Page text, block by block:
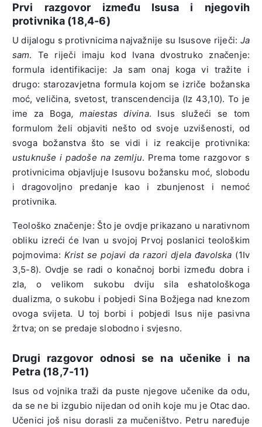
Prvi razgovor između Isusa i njegovih
protivnika (18,4-6)
U dijalogu s protivnicima najvažnije su Isusove riječi: Ja
sam. Te riječi imaju kod Ivana dvostruko značenje:
formula identifikacije: Ja sam onaj koga vi tražite i
drugo: starozavjetna formula kojom se izriče božanska
moć, veličina, svetost, transcendencija (Iz 43,10). To je
ime za Boga, maiestas divina. Isus služeći se tom
formulom želi objaviti nešto od svoje uzvišenosti, od
svoga božanstva što se vidi i iz reakcije protivnika:
ustuknuše i padoše na zemlju. Prema tome razgovor s
protivnicima objavljuje Isusovu božansku moć, slobodu
i dragovoljno predanje kao i zbunjenost i nemoć
protivnika.
Teološko značenje: Što je ovdje prikazano u narativnom
obliku izreći će Ivan u svojoj Prvoj poslanici teološkim
pojmovima: Krist se pojavi da razori djela đavolska (1Iv
3,5-8). Ovdje se radi o konačnoj borbi između dobra i
zla, o velikom sukobu dviju sila eshatološkoga
dualizma, o sukobu i pobjedi Sina Božjega nad knezom
ovoga svijeta. U toj borbi i pobjedi Isus nije pasivna
žrtva; on se predaje slobodno i svjesno.
Drugi razgovor odnosi se na učenike i na
Petra (18,7-11)
Isus od vojnika traži da puste njegove učenike da odu,
da se ne bi izgubio nijedan od onih koje mu je Otac dao.
Učenici još nisu dorasli za mučeništvo. Petru naređuje